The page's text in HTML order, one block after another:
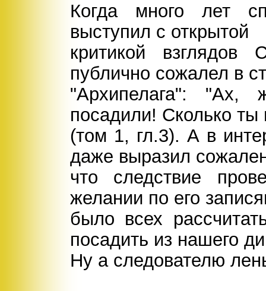
Когда много лет
выступил с открытой
критикой взглядов
публично сожалел в
"Архипелага": "Ах,
посадили! Сколько ты
(том 1, гл.3). А в
даже выразил
что следствие
желании по его
было всех
посадить из нашего
Ну а следователю